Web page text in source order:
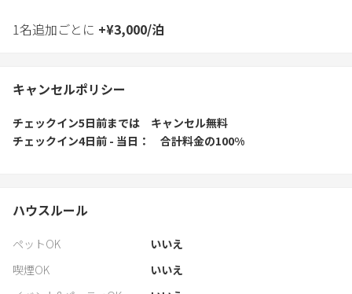
1名追加ごとに +¥3,000/泊
キャンセルポリシー
チェックイン5日前までは
キャンセル無料
チェックイン4日前 - 当日
合計料金の100%
ハウスルール
ペットOK
いいえ
喫煙OK
いいえ